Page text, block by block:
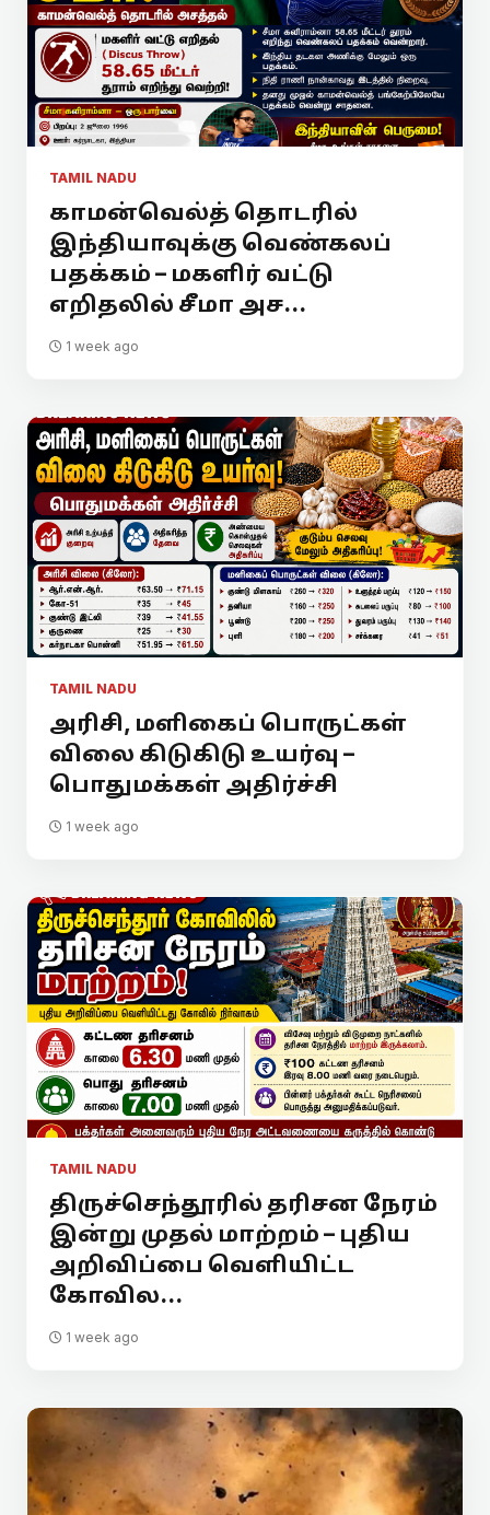
TAMIL NADU
காமன்வெல்த் தொடரில்
இந்தியாவுக்கு வெண்கலப்
பதக்கம் – மகளிர் வட்டு
எறிதலில் சீமா அச...
1 week ago
TAMIL NADU
அரிசி, மளிகைப் பொருட்கள்
விலை கிடுகிடு உயர்வு –
பொதுமக்கள் அதிர்ச்சி
1 week ago
TAMIL NADU
திருச்செந்தூரில் தரிசன நேரம்
இன்று முதல் மாற்றம் – புதிய
அறிவிப்பை வெளியிட்ட
கோவில...
1 week ago